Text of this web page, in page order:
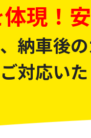
現！
納車後
対応い